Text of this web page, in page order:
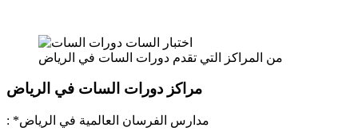
من المراكز التي تقدم دورات السات في الرياض
: *مدارس الفرسان العالمية في الرياض